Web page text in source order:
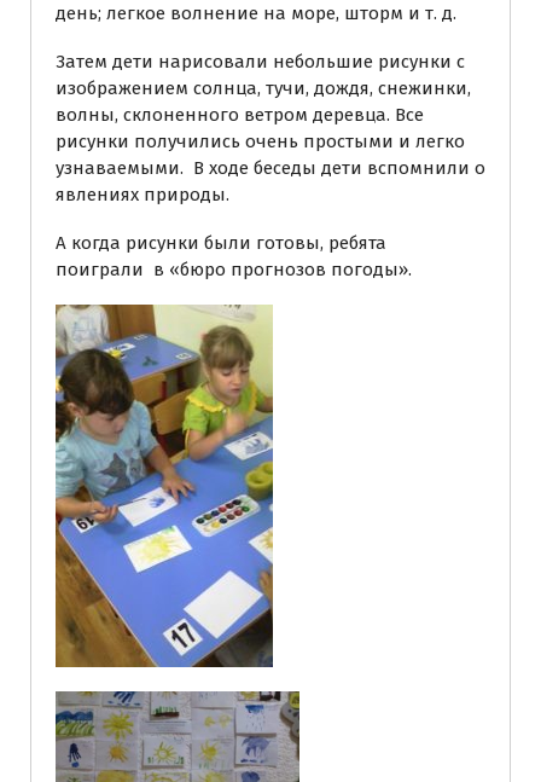
день; легкое волнение на море, шторм и т. д.
Затем дети нарисовали небольшие рисунки с
изображением солнца, тучи, дождя, снежинки,
волны, склоненного ветром деревца. Все
рисунки получились очень простыми и легко
узнаваемыми. В ходе беседы дети вспомнили о
явлениях природы.
А когда рисунки были готовы, ребята
поиграли в «бюро прогнозов погоды».